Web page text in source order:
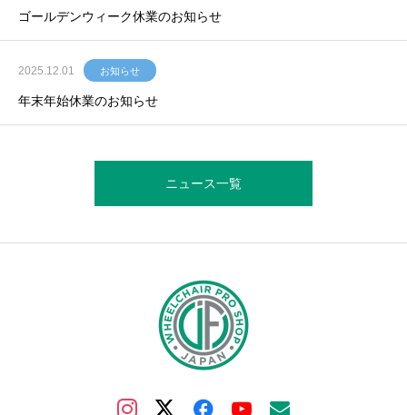
ゴールデンウィーク休業のお知らせ
2025.12.01 お知らせ
年末年始休業のお知らせ
ニュース一覧